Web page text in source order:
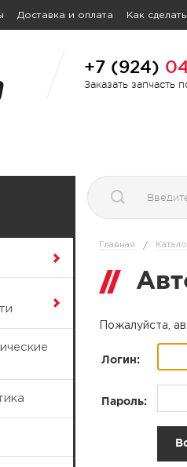
Доставка и оплата Как
+7 (924)
Заказать запчасть
Главная /
Пожалуйста,
Логин:
Пароль: